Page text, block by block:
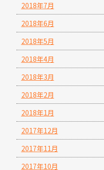
2018年7月
2018年6月
2018年5月
2018年4月
2018年3月
2018年2月
2018年1月
2017年12月
2017年11月
2017年10月